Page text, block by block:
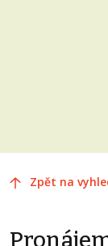
Zpět na